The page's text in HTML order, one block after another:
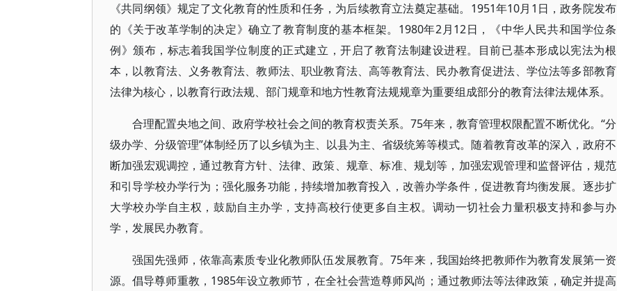
《共同纲领》规定了文化教育的性质和任务，为后续教育立法奠定基础。1951年10月1日，政务院发布
的《关于改革学制的决定》确立了教育制度的基本框架。1980年2月12日，《中华人民共和国学位条
例》颁布，标志着我国学位制度的正式建立，开启了教育法制建设进程。目前已基本形成以宪法为根
本，以教育法、义务教育法、教师法、职业教育法、高等教育法、民办教育促进法、学位法等多部教育
法律为核心，以教育行政法规、部门规章和地方性教育法规规章为重要组成部分的教育法律法规体系。
合理配置央地之间、政府学校社会之间的教育权责关系。75年来，教育管理权限配置不断优化。“分
级办学、分级管理”体制经历了以乡镇为主、以县为主、省级统筹等模式。随着教育改革的深入，政府不
断加强宏观调控，通过教育方针、法律、政策、规章、标准、规划等，加强宏观管理和监督评估，规范
和引导学校办学行为；强化服务功能，持续增加教育投入，改善办学条件，促进教育均衡发展。逐步扩
大学校办学自主权，鼓励自主办学，支持高校行使更多自主权。调动一切社会力量积极支持和参与办
学，发展民办教育。
强国先强师，依靠高素质专业化教师队伍发展教育。75年来，我国始终把教师作为教育发展第一资
源。倡导尊师重教，1985年设立教师节，在全社会营造尊师风尚；通过教师法等法律政策，确定并提高